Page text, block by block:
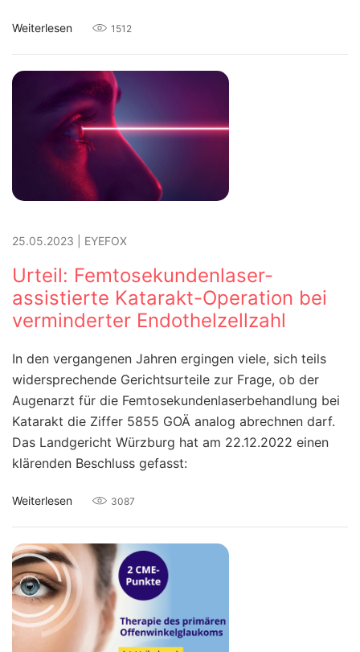
Weiterlesen 1512
25.05.2023 EYEFOX
Urteil: Femtosekundenlaser-
assistierte Katarakt-Operation bei
verminderter Endothelzellzahl
In den vergangenen Jahren ergingen viele, sich teils
widersprechende Gerichtsurteile zur Frage, ob der
Augenarzt für die Femtosekundenlaserbehandlung bei
Katarakt die Ziffer 5855 GOÄ analog abrechnen darf.
Das Landgericht Würzburg hat am 22.12.2022 einen
klärenden Beschluss gefasst:
Weiterlesen 3087